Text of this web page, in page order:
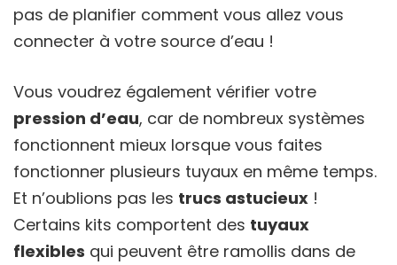
pas de planifier comment vous allez vous
connecter à votre source d’eau !
Vous voudrez également vérifier votre
pression d’eau, car de nombreux systèmes
fonctionnent mieux lorsque vous faites
fonctionner plusieurs tuyaux en même temps.
Et n’oublions pas les trucs astucieux !
Certains kits comportent des tuyaux
flexibles qui peuvent être ramollis dans de